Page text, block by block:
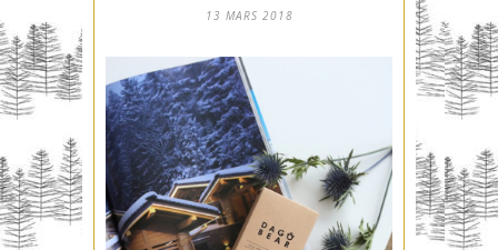
13 MARS 2018